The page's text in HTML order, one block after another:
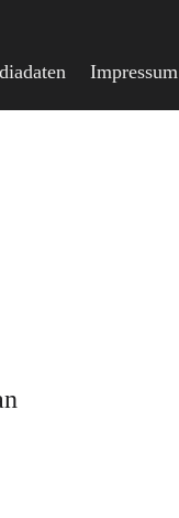
Impressum